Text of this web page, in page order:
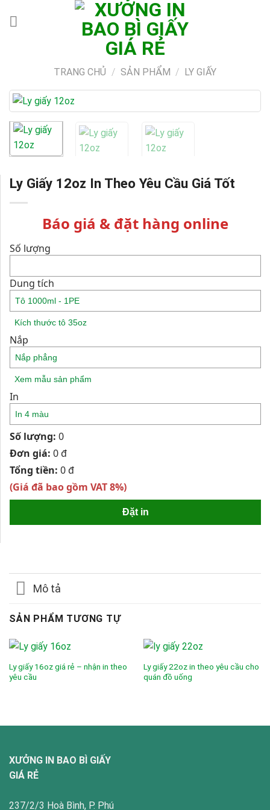
TRANG CHỦ / SẢN PHẨM / LY GIẤY
Ly Giấy 12oz In Theo Yêu Cầu Giá Tốt
Mô tả
SẢN PHẨM TƯƠNG TỰ
Ly giấy 16oz giá rẻ – nhận in theo
yêu cầu
Ly giấy 22oz in theo yêu cầu cho
quán đồ uống
XƯỞNG IN BAO BÌ GIẤY
GIÁ RẺ
237/2/3 Hoà Bình, P. Phú